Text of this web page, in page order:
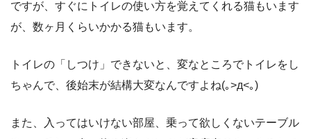
ですが、すぐにトイレの使い方を覚えてくれる猫もいます
が、数ヶ月くらいかかる猫もいます。
トイレの「しつけ」できないと、変なところでトイレをし
ちゃんで、後始末が結構大変なんですよね(｡>д<｡)
また、入ってはいけない部屋、乗って欲しくないテーブル